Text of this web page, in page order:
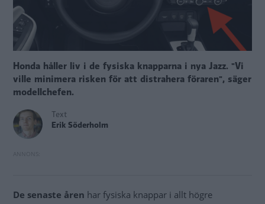
Honda håller liv i de fysiska knapparna i nya Jazz. "Vi
ville minimera risken för att distrahera föraren", säger
modellchefen.
Text
Erik Söderholm
De senaste åren har fysiska knappar i allt högre